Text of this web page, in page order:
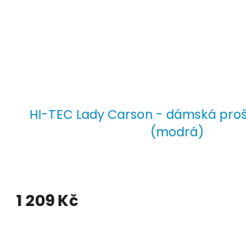
HI-TEC Lady Carson - dámská
(modrá)
produktu
1 209 Kč